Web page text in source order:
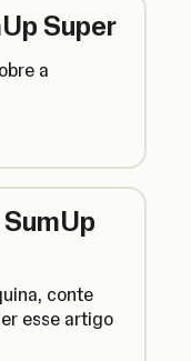
Super
a
conte
esse artigo